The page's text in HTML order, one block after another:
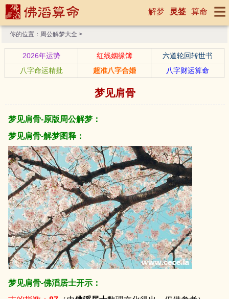
解梦 灵签 算命
你的位置： 周公解梦大全 >
2026年运势 红线姻缘簿
六道轮回转世书
八字命运精批
超准八字合婚 八字财运算命
梦见肩骨
梦见肩骨-原版周公解梦：
梦见肩骨-解梦图释：
梦见肩骨-佛滔居士开示：